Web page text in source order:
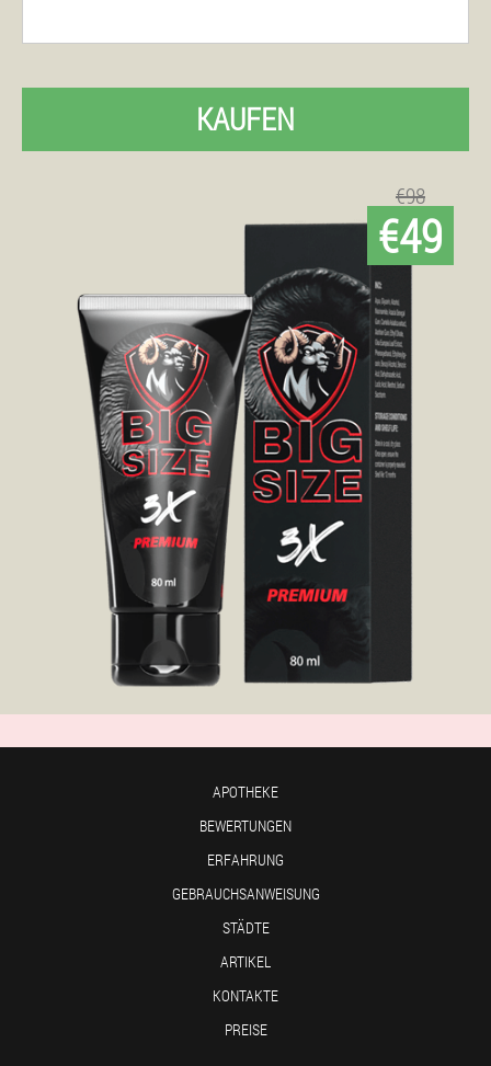
KAUFEN
€98
€49
APOTHEKE
BEWERTUNGEN
ERFAHRUNG
GEBRAUCHSANWEISUNG
STÄDTE
ARTIKEL
KONTAKTE
PREISE